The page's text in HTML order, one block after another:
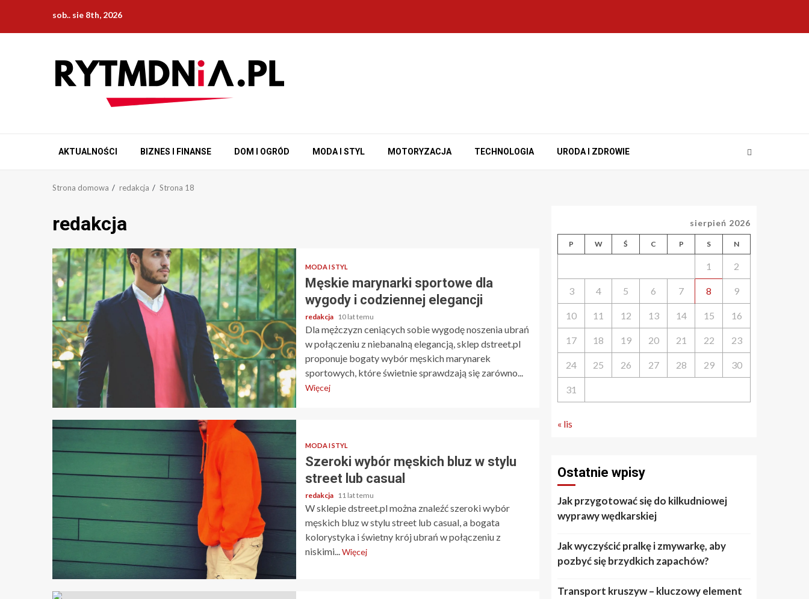
treści
sob.. sie 8th, 2026
AKTUALNOŚCI BIZNES I FINANSE DOM I OGRÓD MODA I STYL MOTORYZACJA TECHNOLOGIA URODA I ZDROWIE
Strona domowa redakcja Strona 18
redakcja
2 min odczytu
MODA I STYL
Męskie marynarki sportowe dla
wygody i codziennej elegancji
redakcja 10 lat temu
Dla mężczyzn ceniących sobie wygodę noszenia ubrań
w połączeniu z niebanalną elegancją, sklep dstreet.pl
proponuje bogaty wybór męskich marynarek
sportowych, które świetnie sprawdzają się zarówno...
Więcej
2 min odczytu
MODA I STYL
Szeroki wybór męskich bluz w stylu
street lub casual
redakcja 11 lat temu
W sklepie dstreet.pl można znaleźć szeroki wybór
męskich bluz w stylu street lub casual, a bogata
kolorystyka i świetny krój ubrań w połączeniu z
niskimi... Więcej
sierpień 2026
P W Ś C P S N
1 2
3 4 5 6 7 8 9
10 11 12 13 14 15 16
17 18 19 20 21 22 23
24 25 26 27 28 29 30
31
« lis
Ostatnie wpisy
Jak przygotować się do kilkudniowej
wyprawy wędkarskiej
Jak wyczyścić pralkę i zmywarkę, aby
pozbyć się brzydkich zapachów?
Transport kruszyw – kluczowy element